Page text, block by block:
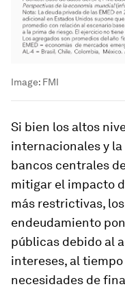
Image: FMI
Si bien los altos
internacionales y
bancos centrales
mitigar el impacto
más restrictivas,
endeudamiento
públicas debido al
intereses, al
necesidades de